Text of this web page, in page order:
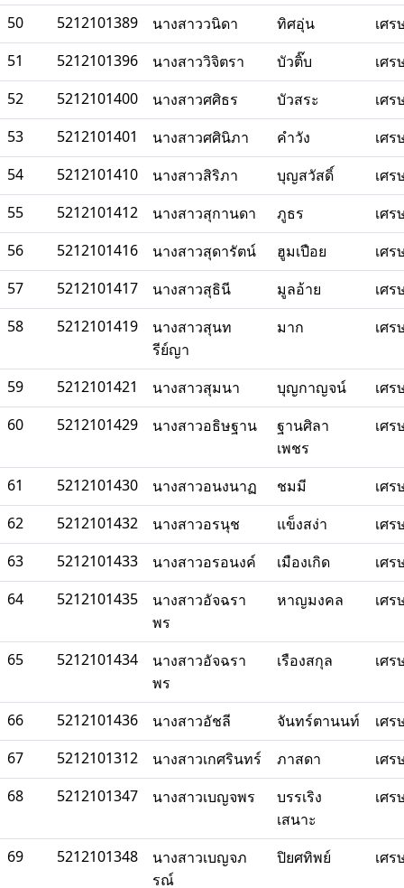
50 5212101389 นางสาววนิดา ทิศอุ่น
เศ
51
5212101396 นางสาววิจิตรา บัวติ๊บ
เศ
52
5212101400 นางสาวศศิธร บัวสระ
เศ
53
5212101401 นางสาวศศินิภา คำวัง
เศ
54
5212101410 นางสาวสิริภา บุญสวัสดิ์
เศ
55
5212101412 นางสาวสุกานดา ภูธร
เศ
56
5212101416 นางสาวสุดารัตน์ ฮูมเปือย
เศ
57
5212101417 นางสาวสุธินี มูลอ้าย
เศ
58
5212101419
นางสาวสุนท
รีย์ญา
มาก เศ
59 5212101421 นางสาวสุมนา บุญกาญจน์
เศ
60
5212101429 นางสาวอธิษฐาน
ฐานศิลา
เพชร
เศ
61 5212101430 นางสาวอนงนาฏ ชมมี
เศ
62
5212101432 นางสาวอรนุช แข็งสง่า
เศ
63
5212101433 นางสาวอรอนงค์ เมืองเกิด
เศ
64
5212101435
นางสาวอัจฉรา
พร
หาญมงคล เศ
65 5212101434
นางสาวอัจฉรา
พร
เรืองสกุล เศ
66 5212101436 นางสาวอัชลี จันทร์ตานนท์
เศ
67
5212101312 นางสาวเกศรินทร์ ภาสดา
เศ
68
5212101347 นางสาวเบญจพร
บรรเริง
เสนาะ
เศ
69 5212101348
นางสาวเบญจภ
รณ์
ปิยศทิพย์ เศ